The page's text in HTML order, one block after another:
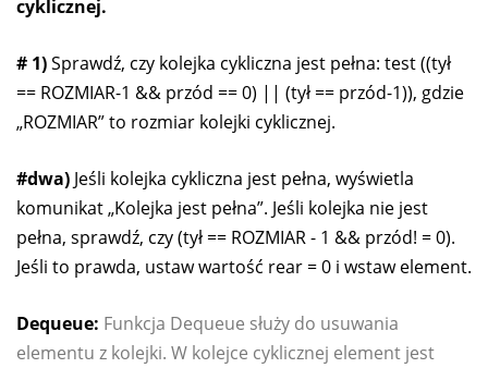
cyklicznej.
# 1)Sprawdź, czy kolejka cykliczna jest pełna: test ((tył
== ROZMIAR-1 && przód == 0) || (tył == przód-1)), gdzie
„ROZMIAR” to rozmiar kolejki cyklicznej.
#dwa) Jeśli kolejka cykliczna jest pełna, wyświetla
komunikat „Kolejka jest pełna”. Jeśli kolejka nie jest
pełna, sprawdź, czy (tył == ROZMIAR - 1 && przód! = 0).
Jeśli to prawda, ustaw wartość rear = 0 i wstaw element.
Dequeue: Funkcja Dequeue służy do usuwania
elementu z kolejki. W kolejce cyklicznej element jest